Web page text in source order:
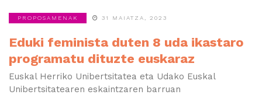
PROPOSAMENAK 31 MAIATZA, 2023
Eduki feminista duten 8 uda ikastaro
programatu dituzte euskaraz
Euskal Herriko Unibertsitatea eta Udako Euskal
Unibertsitatearen eskaintzaren barruan